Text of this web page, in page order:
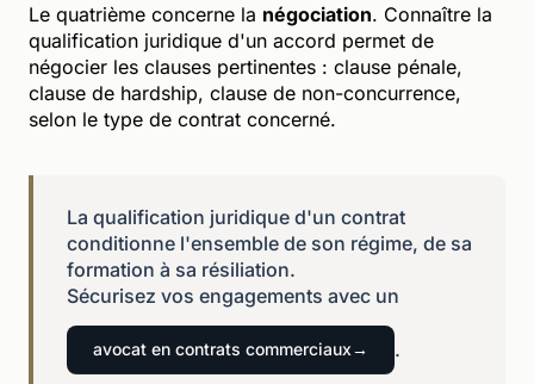
Le quatrième concerne la négociation. Connaître la
qualification juridique d'un accord permet de
négocier les clauses pertinentes : clause pénale,
clause de hardship, clause de non-concurrence,
selon le type de contrat concerné.
La qualification juridique d'un contrat
conditionne l'ensemble de son régime, de sa
formation à sa résiliation.
Sécurisez vos engagements avec un
avocat en contrats commerciaux .